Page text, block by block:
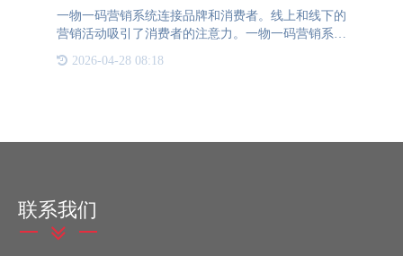
一物一码营销系统连接品牌和消费者。线上和线下的
营销活动吸引了消费者的注意力。一物一码营销系统
本，增加企业产品销量。奶粉采用一物一码营销系统
2026-04-28 08:18
联系我们